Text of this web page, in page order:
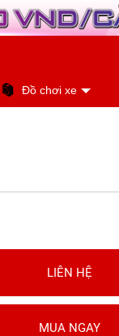
Đồ chơi xe
LIÊN HỆ
MUA NGAY